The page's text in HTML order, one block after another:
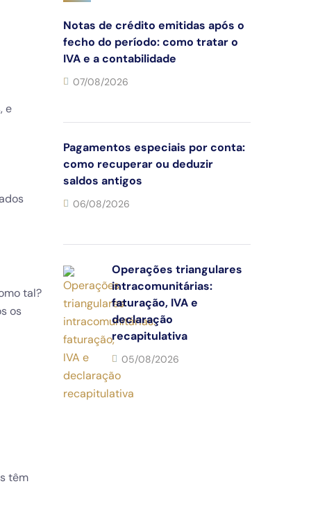
e
tal?
os
têm
Notas de crédito emitidas após o
fecho do período: como tratar o
IVA e a contabilidade
07/08/2026
Pagamentos especiais por conta:
como recuperar ou deduzir
saldos antigos
06/08/2026
Operações triangulares
intracomunitárias:
faturação, IVA e
declaração
recapitulativa
05/08/2026